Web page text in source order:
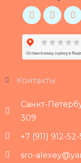
Контакты
Санкт-
309
+7 (911) 912-
sro-